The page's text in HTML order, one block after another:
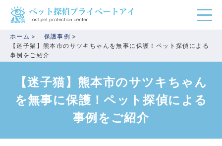
ホーム
保護事例
【迷子猫】熊本市のサツキちゃんを無事に保護！ペット探偵による
事例をご紹介
【迷子猫】熊本市のサツキちゃん
を無事に保護！ペット探偵による
事例をご紹介